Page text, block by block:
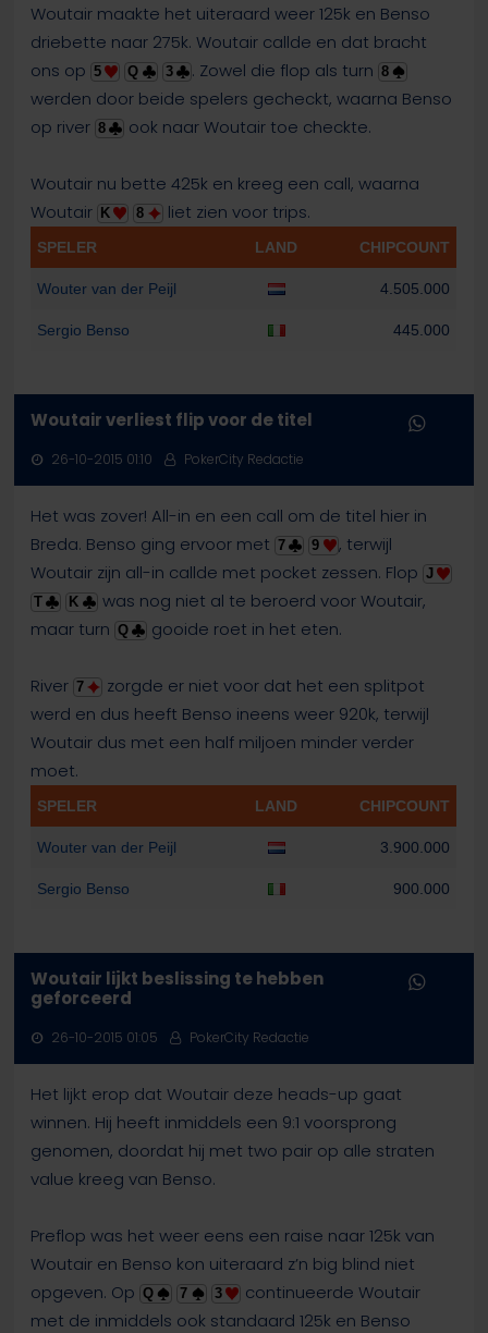
Woutair maakte het uiteraard weer 125k en Benso
driebette naar 275k. Woutair callde en dat bracht
ons op 5 Q 3 . Zowel die flop als turn 8
werden door beide spelers gecheckt, waarna Benso
op river 8 ook naar Woutair toe checkte.
Woutair nu bette 425k en kreeg een call, waarna
Woutair K 8 liet zien voor trips.
SPELER LAND CHIPCOUNT
Wouter van der Peijl 4.505.000
Sergio Benso 445.000
Woutair verliest flip voor de titel
26-10-2015 01:10 PokerCity Redactie
Het was zover! All-in en een call om de titel hier in
Breda. Benso ging ervoor met 7 9
, terwijl
Woutair zijn all-in callde met pocket zessen. Flop J
T
K
was nog niet al te beroerd voor Woutair,
maar turn Q gooide roet in het eten.
River 7
zorgde er niet voor dat het een splitpot
werd en dus heeft Benso ineens weer 920k, terwijl
Woutair dus met een half miljoen minder verder
moet.
SPELER LAND CHIPCOUNT
Wouter van der Peijl 3.900.000
Sergio Benso 900.000
Woutair lijkt beslissing te hebben
geforceerd
26-10-2015 01:05 PokerCity Redactie
Het lijkt erop dat Woutair deze heads-up gaat
winnen. Hij heeft inmiddels een 9:1 voorsprong
genomen, doordat hij met two pair op alle straten
value kreeg van Benso.
Preflop was het weer eens een raise naar 125k van
Woutair en Benso kon uiteraard z’n big blind niet
opgeven. Op Q 7 3
continueerde Woutair
met de inmiddels ook standaard 125k en Benso